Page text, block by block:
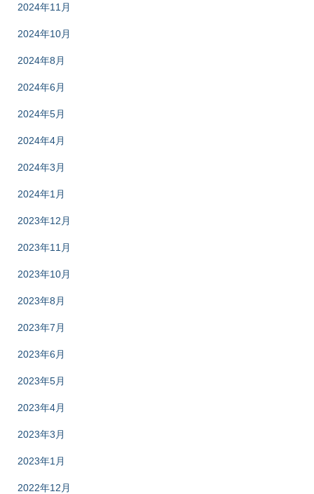
2024年11月
2024年10月
2024年8月
2024年6月
2024年5月
2024年4月
2024年3月
2024年1月
2023年12月
2023年11月
2023年10月
2023年8月
2023年7月
2023年6月
2023年5月
2023年4月
2023年3月
2023年1月
2022年12月